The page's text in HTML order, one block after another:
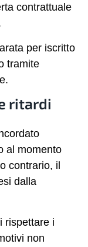
contrattuale
per iscritto
tramite
ritardi
al momento
contrario, il
dalla
rispettare i
non